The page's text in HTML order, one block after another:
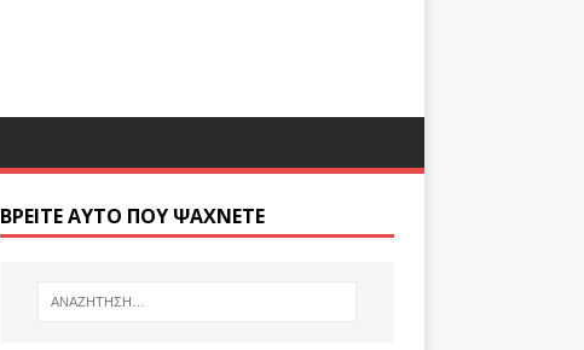
ΒΡΕΊΤΕ ΑΥΤΌ ΠΟΥ ΨΆΧΝΕΤΕ